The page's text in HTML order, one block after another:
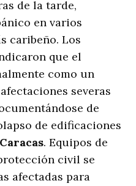
de la tarde,
en varios
caribeño. Los
que el
como un
severas
de
de edificaciones
Caracas. Equipos de
civil se
afectadas para